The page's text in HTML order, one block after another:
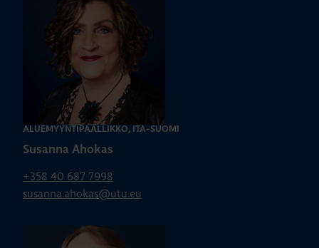
ALUEMYYNTIPÄÄLLIKKÖ, ITÄ-SUOMI
Susanna Ahokas
+358 40 687 7998
susanna.ahokas@utu.eu